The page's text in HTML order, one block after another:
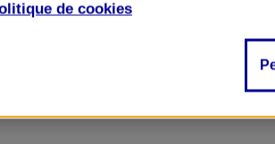
menu principal
de cookies